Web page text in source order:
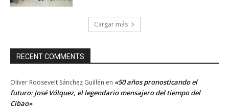
Cargar más
RECENT COMMENTS
Oliver Roosevelt Sánchez Guillén en «50 años pronosticando el
futuro: José Vólquez, el legendario mensajero del tiempo del
Cibao»